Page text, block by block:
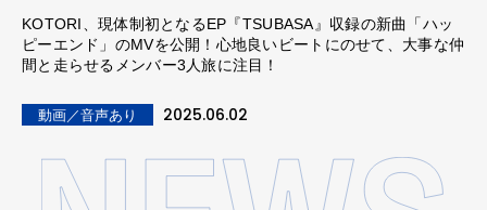
KOTORI、現体制初となるEP『TSUBASA』収録の新曲「ハッ
ピーエンド」のMVを公開！心地良いビートにのせて、大事な仲
間と走らせるメンバー3人旅に注目！
動画／音声あり 2025.06.02